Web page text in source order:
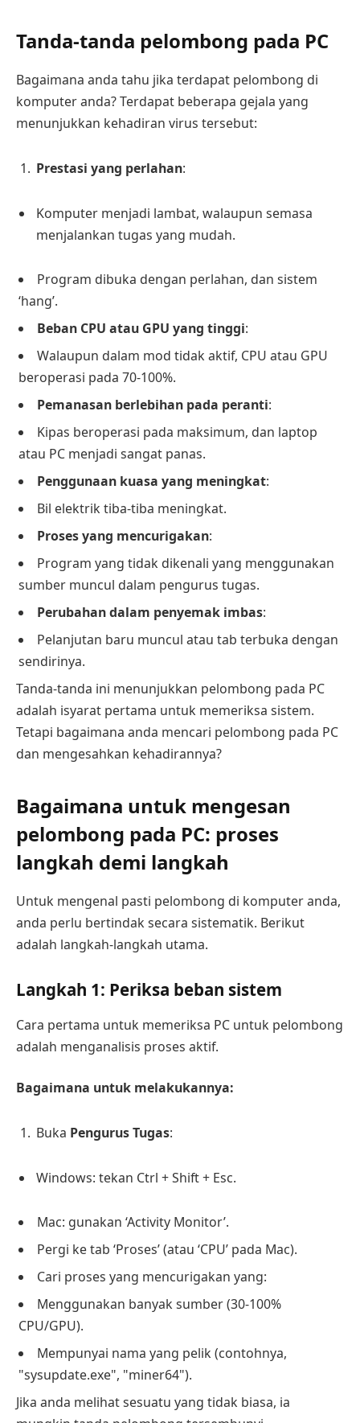
Tanda-tanda pelombong pada PC
Bagaimana anda tahu jika terdapat pelombong di
komputer anda? Terdapat beberapa gejala yang
menunjukkan kehadiran virus tersebut:
Prestasi yang perlahan:
Komputer menjadi lambat, walaupun semasa
menjalankan tugas yang mudah.
Program dibuka dengan perlahan, dan sistem
‘hang’.
Beban CPU atau GPU yang tinggi:
Walaupun dalam mod tidak aktif, CPU atau GPU
beroperasi pada 70-100%.
Pemanasan berlebihan pada peranti:
Kipas beroperasi pada maksimum, dan laptop
atau PC menjadi sangat panas.
Penggunaan kuasa yang meningkat:
Bil elektrik tiba-tiba meningkat.
Proses yang mencurigakan:
Program yang tidak dikenali yang menggunakan
sumber muncul dalam pengurus tugas.
Perubahan dalam penyemak imbas:
Pelanjutan baru muncul atau tab terbuka dengan
sendirinya.
Tanda-tanda ini menunjukkan pelombong pada PC
adalah isyarat pertama untuk memeriksa sistem.
Tetapi bagaimana anda mencari pelombong pada PC
dan mengesahkan kehadirannya?
Bagaimana untuk mengesan
pelombong pada PC: proses
langkah demi langkah
Untuk mengenal pasti pelombong di komputer anda,
anda perlu bertindak secara sistematik. Berikut
adalah langkah-langkah utama.
Langkah 1: Periksa beban sistem
Cara pertama untuk memeriksa PC untuk pelombong
adalah menganalisis proses aktif.
Bagaimana untuk melakukannya:
Buka Pengurus Tugas:
Windows: tekan Ctrl + Shift + Esc.
Mac: gunakan ‘Activity Monitor’.
Pergi ke tab ‘Proses’ (atau ‘CPU’ pada Mac).
Cari proses yang mencurigakan yang:
Menggunakan banyak sumber (30-100%
CPU/GPU).
Mempunyai nama yang pelik (contohnya,
"sysupdate.exe", "miner64").
Jika anda melihat sesuatu yang tidak biasa, ia